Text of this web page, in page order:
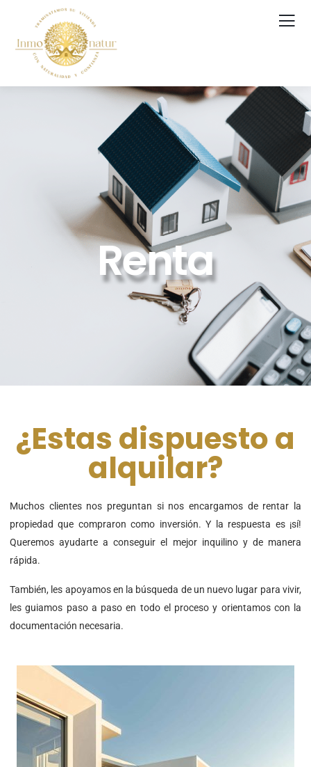
Renta
¿Estas dispuesto a
alquilar?
Muchos clientes nos preguntan si nos encargamos de rentar
la
propiedad que compraron como inversión. Y la respuesta es ¡sí!
Queremos ayudarte a conseguir el mejor inquilino y de manera
rápida.
También, les apoyamos en la búsqueda de un nuevo lugar para vivir,
les guiamos paso a paso en todo el proceso y orientamos con la
documentación necesaria.